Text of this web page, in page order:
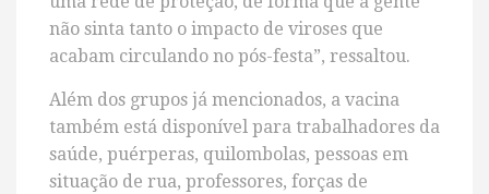
não sinta tanto o impacto de viroses que
acabam circulando no pós-festa”, ressaltou.
Além dos grupos já mencionados, a vacina
também está disponível para trabalhadores da
saúde, puérperas, quilombolas, pessoas em
situação de rua, professores, forças de